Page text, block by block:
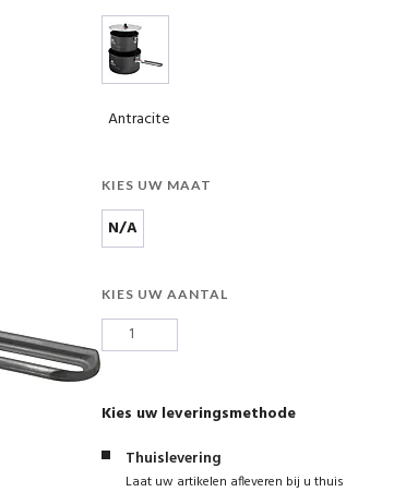
Antracite
KIES UW MAAT
N/A
KIES UW AANTAL
Kies uw leveringsmethode
Thuislevering
Laat uw artikelen afleveren bij u thuis